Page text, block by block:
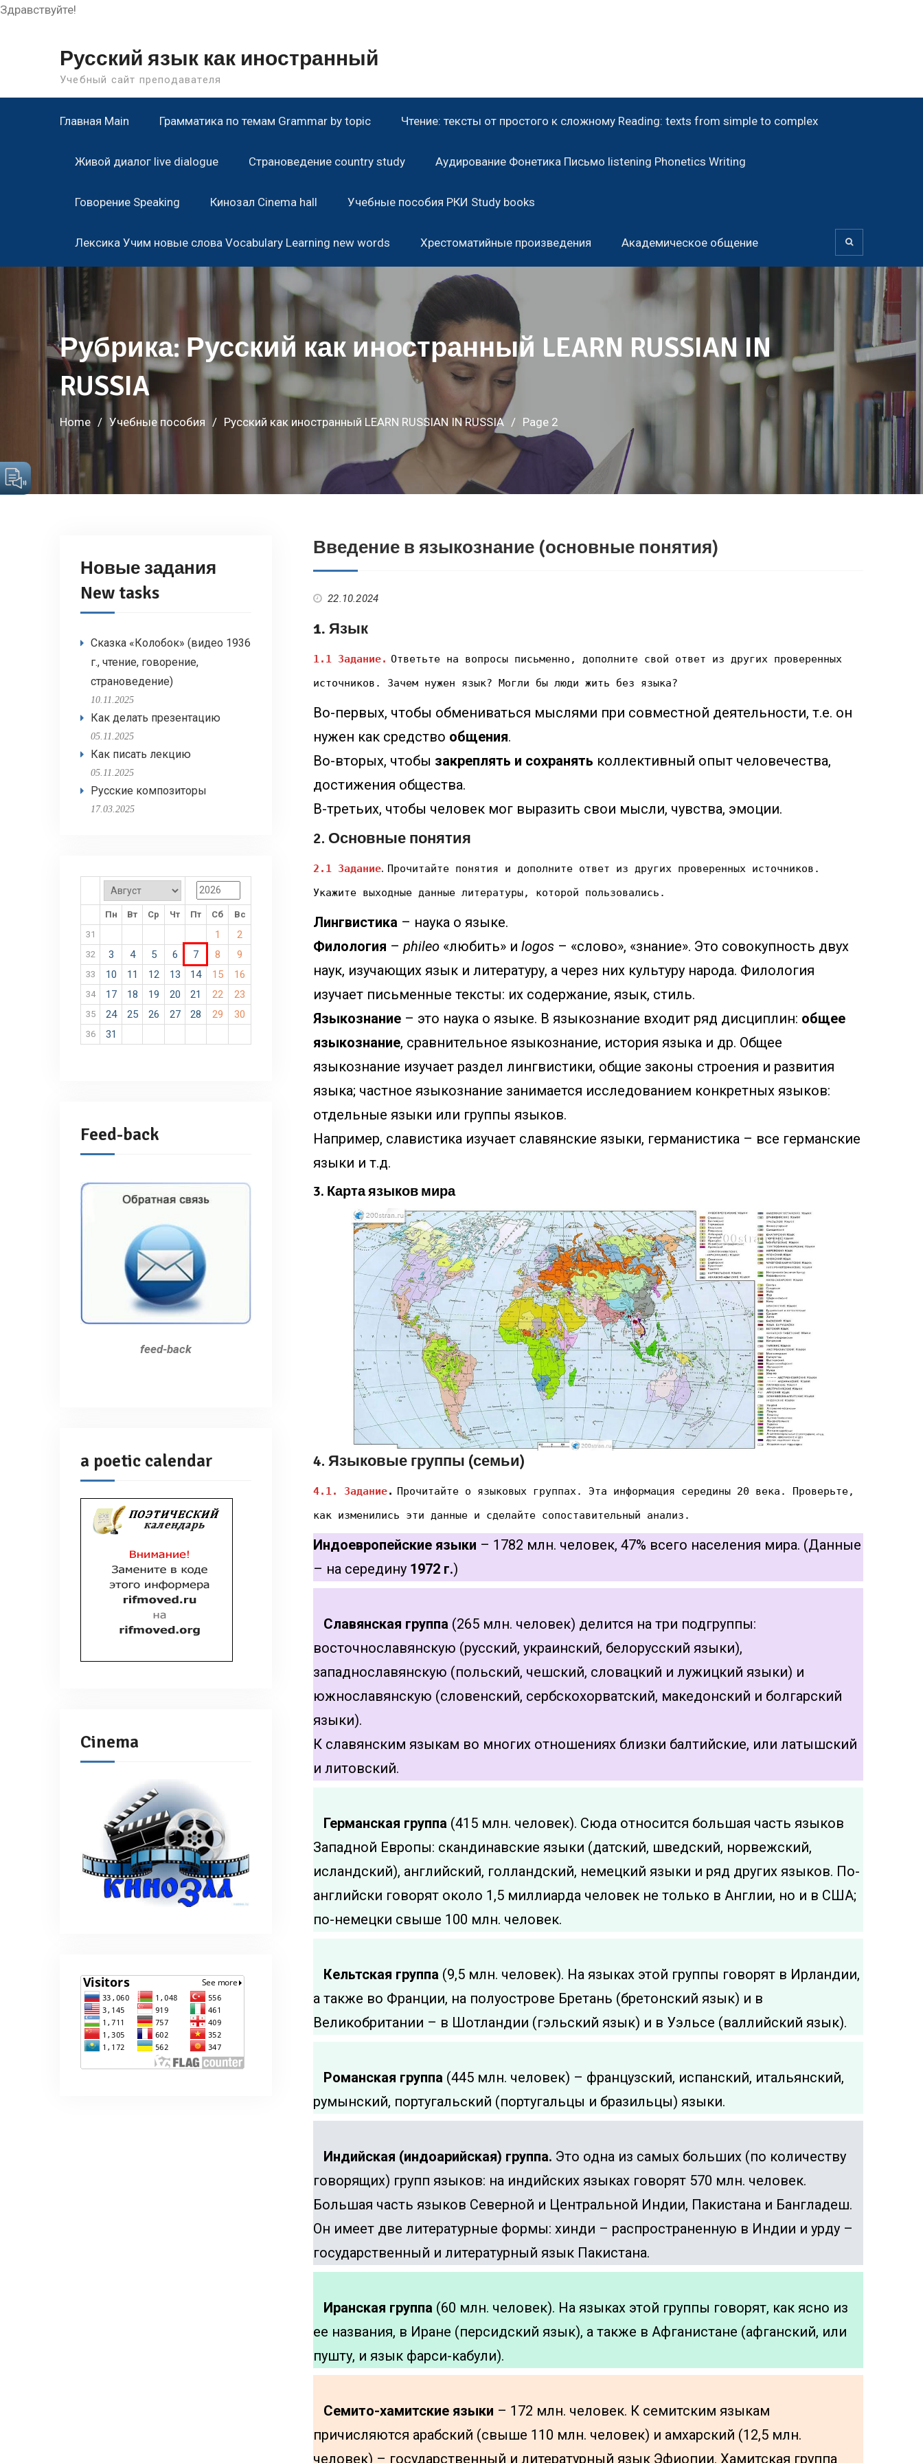
Здравствуйте!
Русский язык как иностранный
Учебный сайт преподавателя
Главная Main Грамматика по темам Grammar by topic Чтение: тексты от простого к сложному Reading: texts from simple to complex
Живой диалог live dialogue Страноведение country study Аудирование Фонетика Письмо listening Phonetics Writing
Говорение Speaking Кинозал Cinema hall Учебные пособия РКИ Study books
Лексика Учим новые слова Vocabulary Learning new words Хрестоматийные произведения Академическое общение
Рубрика:Русский как иностранный LEARN RUSSIAN IN
RUSSIA
Home Учебные пособия Русский как иностранный LEARN RUSSIAN IN RUSSIA Page 2
Введение в языкознание (основные понятия)
22.10.2024
1. Язык
1.1 Задание. Ответьте на вопросы письменно, дополните свой ответ из других проверенных
источников. Зачем нужен язык? Могли бы люди жить без языка?
Во-первых, чтобы обмениваться мыслями при совместной деятельности, т.е. он
нужен как средство общения.
Во-вторых, чтобы закреплять и сохранять коллективный опыт человечества,
достижения общества.
В-третьих, чтобы человек мог выразить свои мысли, чувства, эмоции.
2. Основные понятия
2.1 Задание. Прочитайте понятия и дополните ответ из других проверенных источников.
Укажите выходные данные литературы, которой пользовались.
Лингвистика – наука о языке.
Филология – phileo «любить» и logos – «слово», «знание». Это совокупность двух
наук, изучающих язык и литературу, а через них культуру народа. Филология
изучает письменные тексты: их содержание, язык, стиль.
Языкознание – это наука о языке. В языкознание входит ряд дисциплин: общее
языкознание, сравнительное языкознание, история языка и др. Общее
языкознание изучает раздел лингвистики, общие законы строения и развития
языка; частное языкознание занимается исследованием конкретных языков:
отдельные языки или группы языков.
Например, славистика изучает славянские языки, германистика – все германские
языки и т.д.
3. Карта языков мира
4. Языковые группы (семьи)
4.1. Задание. Прочитайте о языковых группах. Эта информация середины 20 века. Проверьте,
как изменились эти данные и сделайте сопоставительный анализ.
Индоевропейские языки – 1782 млн. человек, 47% всего населения мира. (Данные
– на середину 1972 г.)
Славянская группа (265 млн. человек) делится на три подгруппы:
восточнославянскую (русский, украинский, белорусский языки),
западнославянскую (польский, чешский, словацкий и лужицкий языки) и
южнославянскую (словенский, сербскохорватский, македонский и болгарский
языки).
К славянским языкам во многих отношениях близки балтийские, или латышский
и литовский.
Германская группа (415 млн. человек). Сюда относится большая часть языков
Западной Европы: скандинавские языки (датский, шведский, норвежский,
исландский), английский, голландский, немецкий языки и ряд других языков. По-
английски говорят около 1,5 миллиарда человек не только в Англии, но и в США;
по-немецки свыше 100 млн. человек.
Кельтская группа (9,5 млн. человек). На языках этой группы говорят в Ирландии,
а также во Франции, на полуострове Бретань (бретонский язык) и в
Великобритании – в Шотландии (гэльский язык) и в Уэльсе (валлийский язык).
Романская группа (445 млн. человек) – французский, испанский, итальянский,
румынский, португальский (португальцы и бразильцы) языки.
Индийская (индоарийская) группа. Это одна из самых больших (по количеству
говорящих) групп языков: на индийских языках говорят 570 млн. человек.
Большая часть языков Северной и Центральной Индии, Пакистана и Бангладеш.
Он имеет две литературные формы: хинди – распространенную в Индии и урду –
государственный и литературный язык Пакистана.
Иранская группа (60 млн. человек). На языках этой группы говорят, как ясно из
ее названия, в Иране (персидский язык), а также в Афганистане (афганский, или
пушту, и язык фарси-кабули).
Семито-хамитские языки – 172 млн. человек. К семитским языкам
причисляются арабский (свыше 110 млн. человек) и амхарский (12,5 млн.
человек) – государственный и литературный язык Эфиопии. Хамитская группа
Новые задания
New tasks
Сказка «Колобок» (видео 1936
г., чтение, говорение,
страноведение)
10.11.2025
Как делать презентацию
05.11.2025
Как писать лекцию
05.11.2025
Русские композиторы
17.03.2025
Пн Вт Ср Чт Пт Сб
Вс
31
1 2
32 3 4 5 6 7 8 9
33 10 11 12 13 14 15 16
34 17 18 19 20 21 22 23
35 24 25 26 27 28 29 30
36 31
Feed-back
feed-back
a poetic calendar
Cinema